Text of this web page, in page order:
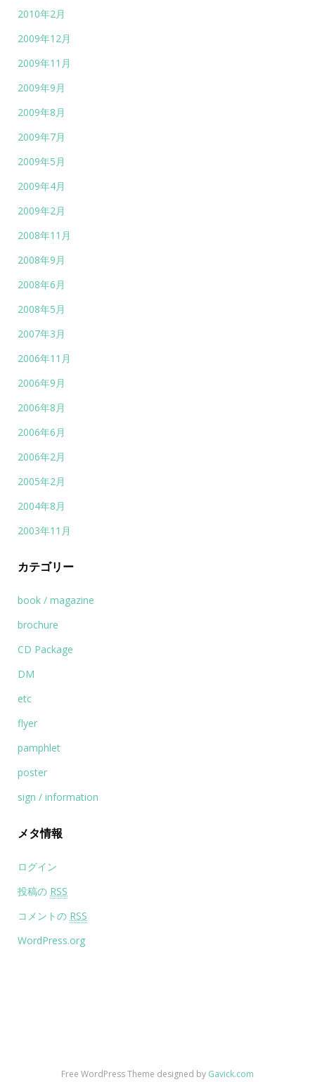
2010年2月
2009年12月
2009年11月
2009年9月
2009年8月
2009年7月
2009年5月
2009年4月
2009年2月
2008年11月
2008年9月
2008年6月
2008年5月
2007年3月
2006年11月
2006年9月
2006年8月
2006年6月
2006年2月
2005年2月
2004年8月
2003年11月
カテゴリー
book / magazine
brochure
CD Package
DM
etc
flyer
pamphlet
poster
sign / information
メタ情報
ログイン
投稿の RSS
コメントの RSS
WordPress.org
Free WordPress Theme designed by Gavick.com